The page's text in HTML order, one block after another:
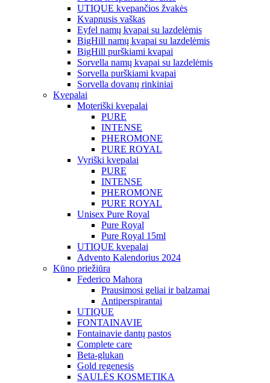
UTIQUE kvepančios žvakės
Kvapnusis vaškas
Eyfel namų kvapai su lazdelėmis
BigHill namų kvapai su lazdelėmis
BigHill purškiami kvapai
Sorvella namų kvapai su lazdelėmis
Sorvella purškiami kvapai
Sorvella dovanų rinkiniai
Kvepalai
Moteriški kvepalai
PURE
INTENSE
PHEROMONE
PURE ROYAL
Vyriški kvepalai
PURE
INTENSE
PHEROMONE
PURE ROYAL
Unisex Pure Royal
Pure Royal
Pure Royal 15ml
UTIQUE kvepalai
Advento Kalendorius 2024
Kūno priežiūra
Federico Mahora
Prausimosi geliai ir balzamai
Antiperspirantai
UTIQUE
FONTAINAVIE
Fontainavie dantų pastos
Complete care
Beta-glukan
Gold regenesis
SAULĖS KOSMETIKA